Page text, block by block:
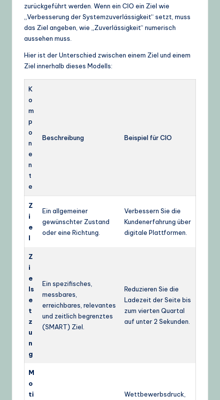
zurückgeführt werden. Wenn ein CIO ein Ziel wie
„Verbesserung der Systemzuverlässigkeit“ setzt, muss
das Ziel angeben, wie „Zuverlässigkeit“ numerisch
aussehen muss.
Hier ist der Unterschied zwischen einem Ziel und einem
Ziel innerhalb dieses Modells:
K
o
m
p
o
n
e
n
t
e
Beschreibung Beispiel für CIO
Z
i
e
l
Ein allgemeiner
gewünschter Zustand
oder eine Richtung.
Verbessern Sie die
Kundenerfahrung über
digitale Plattformen.
Z
i
e
ls
e
t
z
u
n
g
Ein spezifisches,
messbares,
erreichbares, relevantes
und zeitlich begrenztes
(SMART) Ziel.
Reduzieren Sie die
Ladezeit der Seite bis
zum vierten Quartal
auf unter 2 Sekunden.
M
o
ti
Wettbewerbsdruck,